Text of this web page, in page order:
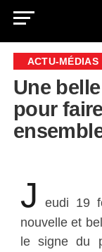
ACTU-MÉDIAS
Une
pour
J
eudi 19
nouvelle et
le signe du